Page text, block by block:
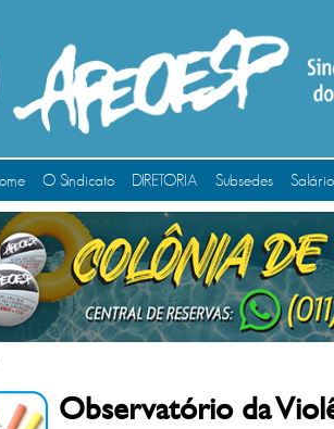
O Sindicato DIRETORIA Subsedes
Observatório da